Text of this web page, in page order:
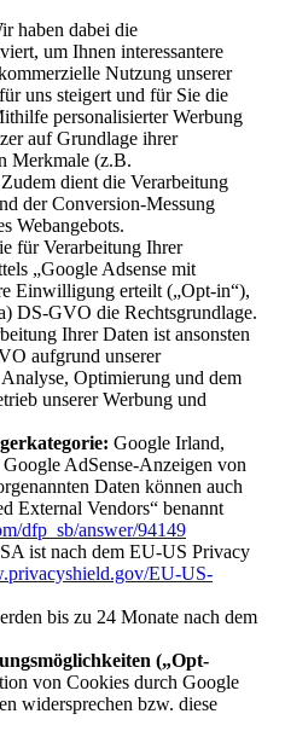
haben dabei die
um Ihnen interessantere
Nutzung unserer
uns steigert und für Sie die
personalisierter Werbung
auf Grundlage ihrer
Merkmale (z.B.
dient die Verarbeitung
der Conversion-Messung
Webangebots.
für Verarbeitung Ihrer
„Google Adsense mit
Einwilligung erteilt („Opt-in“),
DS-GVO die Rechtsgrundlage.
Ihrer Daten ist ansonsten
aufgrund unserer
Optimierung und dem
unserer Werbung und
Google Irland,
AdSense-Anzeigen von
Daten können auch
External Vendors“ benannt
dfp_sb/answer/94149
ist nach dem EU-US Privacy
EU-US-
bis zu 24 Monate nach dem
(„Opt-
von Cookies durch Google
widersprechen bzw. diese